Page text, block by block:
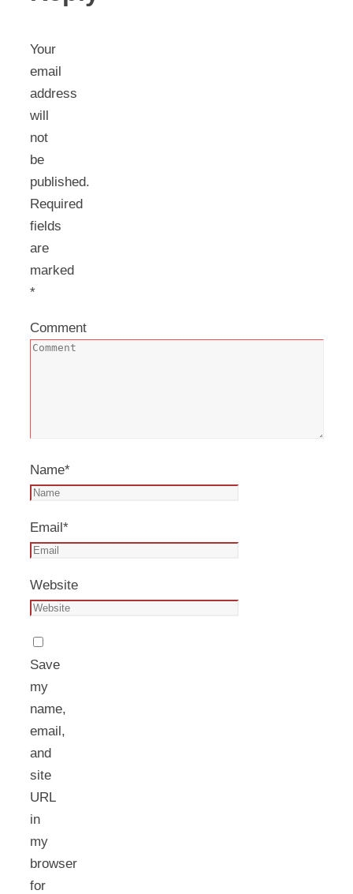
Your
email
address
will
not
be
published.
Required
fields
are
marked
*
Comment
Name*
Email*
Website
Save
my
name,
email,
and
site
URL
in
my
browser
for